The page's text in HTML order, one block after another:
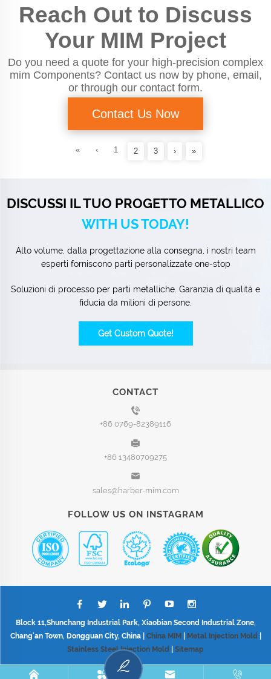
Reach Out to Discuss
Your MIM Project
Do you need a quote for your high-precision complex
mim Components? Contact us now by phone, email,
or through our contact form.
Contact Us Now
« ‹ 1 2 3 › »
DISCUSSI IL TUO PROGETTO METALLICO
WITH US TODAY!
Alto volume, dalla progettazione alla consegna, i nostri team
esperti forniscono parti personalizzate one-stop
Soluzioni di processo per parti metalliche. Garanzia di qualità e
fiducia da milioni di persone.
Get Custom Quote!
CONTACT
+86 0769-82389116
+86 13480709275
sales@harber-mim.com
FOLLOW US ON INSTAGRAM
Block 11,Shunchang Industrial Park, Xiaobian Second Industrial Zone,
Chang'an Town, Dongguan City, China | China MIM| Metal Injection Mold
Stainless Steel Injection Mold
Sitemap